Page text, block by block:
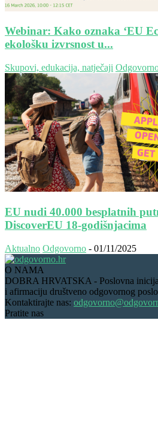
Webinar: Kako oznaka ‘EU
ekološku izvrsnost u...
Skupovi, edukacija, natječaji
EU nudi 40.000 besplatnih
DiscoverEU 18-godišnjacima
Aktualno Odgovorno - 01/11/2025
O NAMA
DOBRA HRVATSKA - Poslovna
i afirmaciju društveno odgovornog
Kontaktirajte nas:
Pratite nas